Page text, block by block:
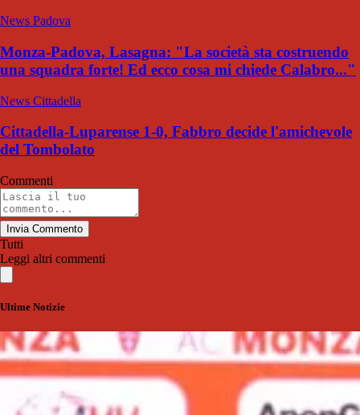
News Padova
Monza-Padova, Lasagna: "La società sta costruendo
una squadra forte! Ed ecco cosa mi chiede Calabro..."
News Cittadella
Cittadella-Luparense 1-0, Fabbro decide l'amichevole
del Tombolato
Commenti
Invia Commento
Tutti
Leggi altri commenti
Ultime Notizie